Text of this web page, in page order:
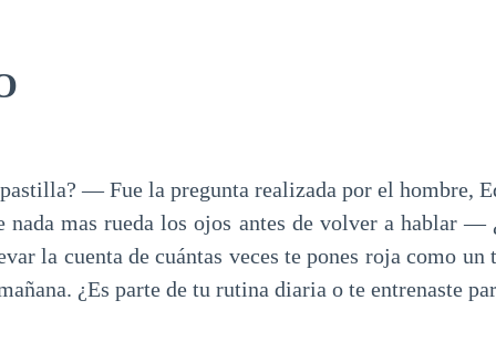
— Fue la pregunta realizada por el hombre,
nada mas rueda los ojos antes de volver a hablar —
la cuenta de cuántas veces te pones roja como un
¿Es parte de tu rutina diaria o te entrenaste